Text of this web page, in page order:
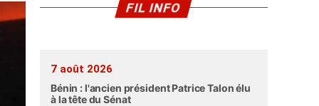
FIL INFO
7 août 2026
Bénin : l'ancien président Patrice Talon élu
à la tête du Sénat